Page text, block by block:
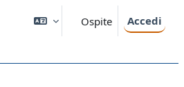
Ospite Accedi